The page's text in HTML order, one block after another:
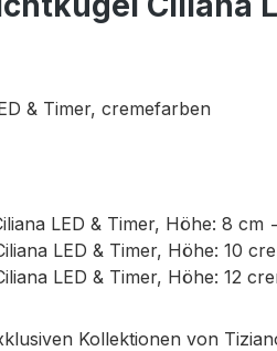
& Timer, cremefarben
LED & Timer, Höhe: 8 cm
LED & Timer, Höhe: 10
LED & Timer, Höhe: 12
Kollektionen von